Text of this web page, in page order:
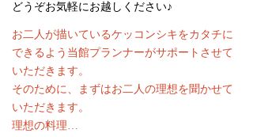
どうぞお気軽にお越しください♪
お二人が描いているケッコンシキをカタチに
できるよう当館プランナーがサポートさせて
いただきます。
そのために、まずはお二人の理想を聞かせて
いただきます。
理想の料理…